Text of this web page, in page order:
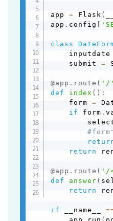
app = Flask (
app . config
class
    submit
=
@app . route ( '/'
def
index ( ) :
    form
=
if
form .
#form
return
@app . route ( '/
def
answer (
return
if __name__